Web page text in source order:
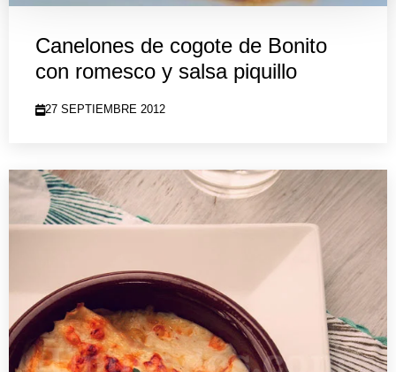
Canelones de cogote de Bonito
con romesco y salsa piquillo
27 SEPTIEMBRE 2012